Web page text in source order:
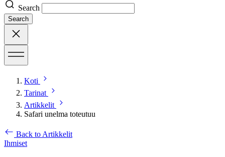
Search
Search
Koti
Tarinat
Artikkelit
Safari unelma toteutuu
Back to Artikkelit
Ihmiset